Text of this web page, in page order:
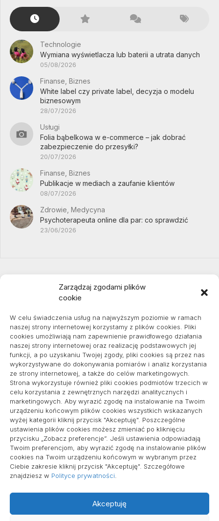
Zarządzaj zgodami plików
cookie
W celu świadczenia usług na najwyższym poziomie w ramach
naszej strony internetowej korzystamy z plików cookies. Pliki
cookies umożliwiają nam zapewnienie prawidłowego działania
naszej strony internetowej oraz realizację podstawowych jej
funkcji, a po uzyskaniu Twojej zgody, pliki cookies są przez nas
wykorzystywane do dokonywania pomiarów i analiz korzystania
ze strony internetowej, a także do celów marketingowych.
Strona wykorzystuje również pliki cookies podmiotów trzecich w
celu korzystania z zewnętrznych narzędzi analitycznych i
marketingowych. Aby wyrazić zgodę na instalowanie na Twoim
urządzeniu końcowym plików cookies wszystkich wskazanych
wyżej kategorii kliknij przycisk "Akceptuję". Poszczególne
ustawienia plików cookies możesz zmieniać po kliknięciu
przycisku „Zobacz preferencje”. Jeśli ustawienia odpowiadają
Twoim preferencjom, aby wyrazić zgodę na instalowanie plików
cookies na Twoim urządzeniu końcowym w wybranym przez
Ciebie zakresie kliknij przycisk "Akceptuję". Szczegółowe
znajdziesz w Polityce prywatności
Akceptuję
Technologie
Wymiana wyświetlacza lub baterii a utrata danych
05/08/2026
Finanse, Biznes
White label czy private label, decyzja o modelu
biznesowym
28/07/2026
Usługi
Folia bąbelkowa w e-commerce – jak dobrać
zabezpieczenie do przesyłki?
20/07/2026
Finanse, Biznes
Publikacje w mediach a zaufanie klientów
08/07/2026
Zdrowie, Medycyna
Psychoterapeuta online dla par: co sprawdzić
23/06/2026
pozycjonowanie lokalne
Informacje
Polityka plików cookies (EU)
Polityka prywatności
Wszelkie prawa zastrzeżone